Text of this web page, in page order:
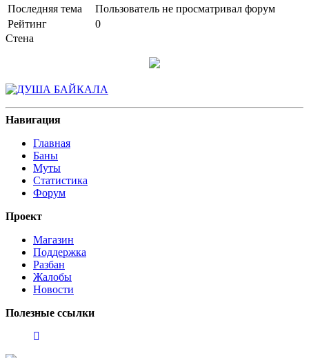
Последняя тема
Пользователь не просматривал форум
Рейтинг
0
Стена
Навигация
Главная
Баны
Муты
Статистика
Форум
Проект
Магазин
Поддержка
Разбан
Жалобы
Новости
Полезные ссылки